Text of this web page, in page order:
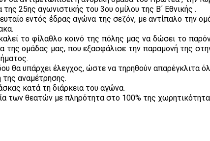
25ης αγωνιστικής του 3ου ομίλου της Β΄ Εθνικής .
εντός έδρας αγώνα της σεζόν, με αντίπαλο την
το φίλαθλο κοινό της πόλης μας να δώσει το
της ομάδας μας, που εξασφάλισε την παραμονή της
θα υπάρχει έλεγχος, ώστε να τηρηθούν απαρέγκλιτα
αναμέτρησης.
κατά τη διάρκεια του αγώνα.
των θεατών με πληρότητα στο 100% της